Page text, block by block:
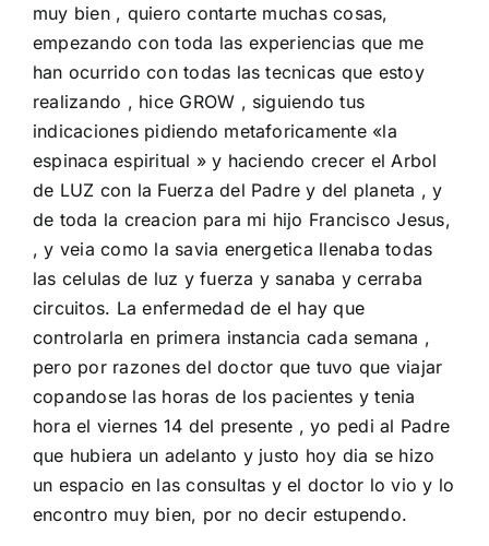
muy bien , quiero contarte muchas cosas,
empezando con toda las experiencias que me
han ocurrido con todas las tecnicas que estoy
realizando , hice GROW , siguiendo tus
indicaciones pidiendo metaforicamente «la
espinaca espiritual » y haciendo crecer el Arbol
de LUZ con la Fuerza del Padre y del planeta , y
de toda la creacion para mi hijo Francisco Jesus,
, y veia como la savia energetica llenaba todas
las celulas de luz y fuerza y sanaba y cerraba
circuitos. La enfermedad de el hay que
controlarla en primera instancia cada semana ,
pero por razones del doctor que tuvo que viajar
copandose las horas de los pacientes y tenia
hora el viernes 14 del presente , yo pedi al Padre
que hubiera un adelanto y justo hoy dia se hizo
un espacio en las consultas y el doctor lo vio y lo
encontro muy bien, por no decir estupendo.